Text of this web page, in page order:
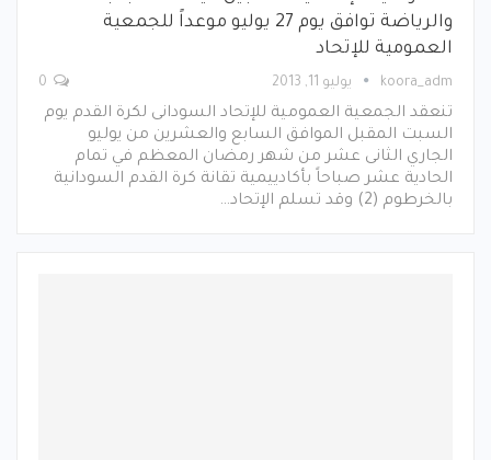
والرياضة توافق يوم 27 يوليو موعداً للجمعية
العمومية للإتحاد
koora_adm يوليو 11, 2013
تنعقد الجمعية العمومية للإتحاد السودانى لكرة القدم يوم
السبت المقبل الموافق السابع والعشرين من يوليو
الجاري الثانى عشر من شهر رمضان المعظم في تمام
الحادية عشر صباحاً بأكادييمية تقانة كرة القدم السودانية
بالخرطوم (2) وقد تسلم الإتحاد…